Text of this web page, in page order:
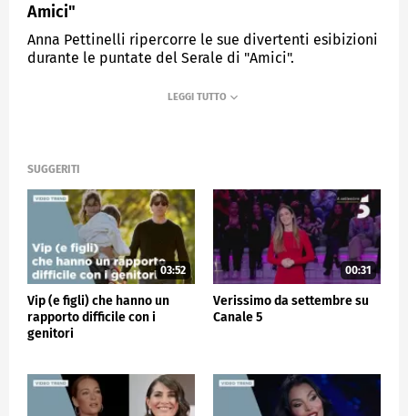
Amici"
Anna Pettinelli ripercorre le sue divertenti esibizioni
durante le puntate del Serale di "Amici".
VERISSIMO
SUGGERITI
03:52
Vip (e figli) che hanno un
rapporto difficile con i
genitori
00:31
Verissimo da settembre su
Canale 5